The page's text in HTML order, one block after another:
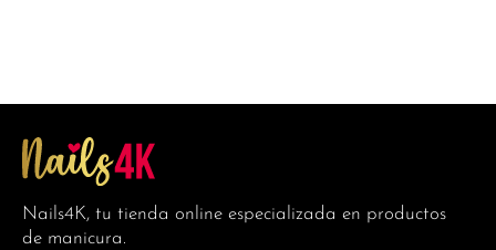
Nails4K, tu tienda online especializada en productos
de manicura.